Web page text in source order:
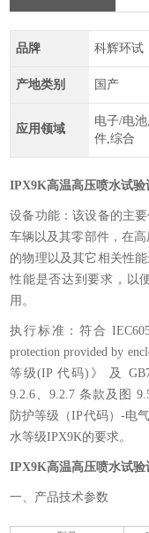
品牌 科辉环试
产地类别 国产
应用领域
电子/电
件,综合
IPX9K高温高压喷水试验
设备功能：该设备的主
车辆以及其零部件，在
的物理以及其它相关性
性能是否达到要求，以
用。
执行标准：符合
protection provided by
等级(IP 代码)》 及
9.2.6、9.2.7 条款及图
防护等级（IP代码）-电
水等级IPX9K的要求。
IPX9K高温高压喷水试验
一、产品技术参数